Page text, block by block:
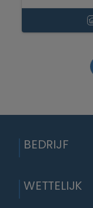
BEDRIJF
WETTELIJK